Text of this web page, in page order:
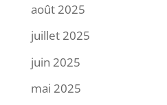
août 2025
juillet 2025
juin 2025
mai 2025